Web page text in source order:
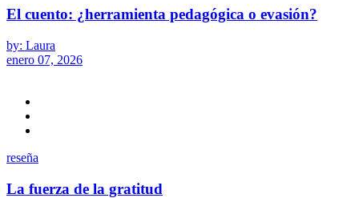
El cuento: ¿herramienta pedagógica o evasión?
by: Laura
enero 07, 2026
reseña
La fuerza de la gratitud